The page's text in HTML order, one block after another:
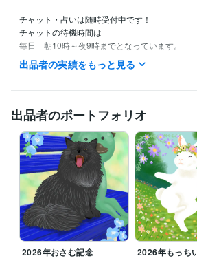
チャット・占いは随時受付中です！
チャットの待機時間は
毎日　朝10時～夜9時までとなっています。
（夜9時には寝てしまうので申し訳ないです。。
イラストレーター・漫画家 / イラストレーター
職歴
地方公務員 1996年3月 ~ 2007年2月
麻生田カフェ 2007年3月 ~ 2009年3月
資格・検定
調理師 取得年 : 2018年
タロットリーディングマスター 取得年 :
秘書技能検定2級 取得年 : 2003年
ビジネス・クリエイティブツール
Adobe Photoshop:6年 ibisPaint:6年
出品者の実績をもっと見る
出品者のポートフォリオ
2026年おさむ記念 2026年もっち